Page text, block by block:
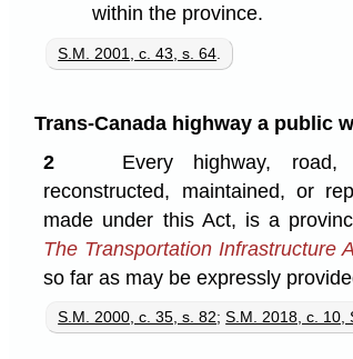
within the province.
S.M. 2001, c. 43, s. 64
Trans-Canada highway a public
2
Every highway,
reconstructed, maintained, or
made under this Act, is a
The Transportation Infrastructure
so far as may be expressly
S.M. 2000, c. 35, s. 82;S.M. 2018, c. 10,